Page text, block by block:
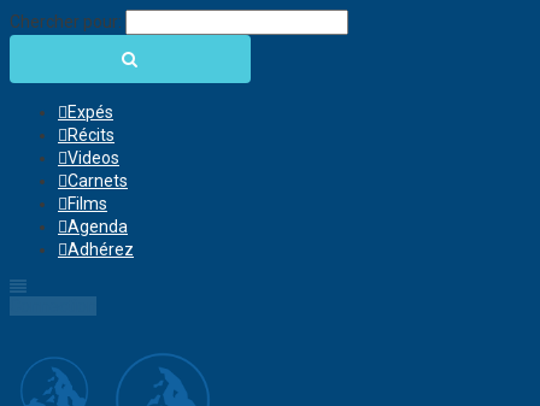
Chercher pour:
Expés
Récits
Videos
Carnets
Films
Agenda
Adhérez